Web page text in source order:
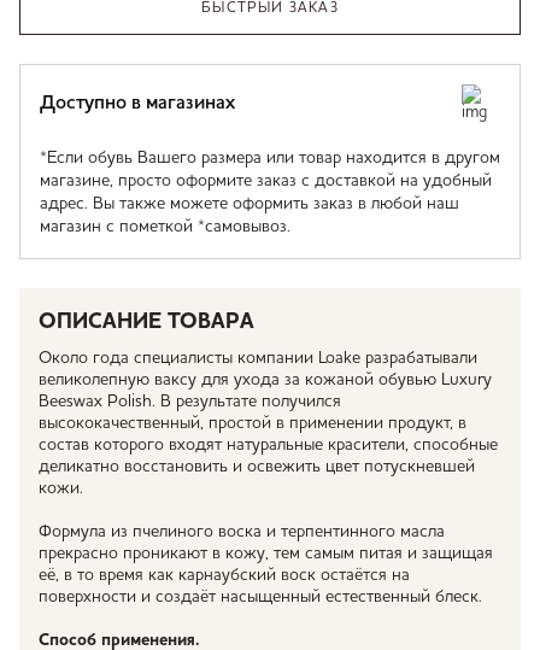
БЫСТРЫЙ ЗАКАЗ
Доступно в магазинах
*Если обувь Вашего размера или товар находится в другом
магазине, просто оформите заказ с доставкой на удобный
адрес. Вы также можете оформить заказ в любой наш
магазин с пометкой *самовывоз.
ОПИСАНИЕ ТОВАРА
Около года специалисты компании Loake разрабатывали
великолепную ваксу для ухода за кожаной обувью Luxury
Beeswax Polish. В результате получился
высококачественный, простой в применении продукт, в
состав которого входят натуральные красители, способные
деликатно восстановить и освежить цвет потускневшей
кожи.
Формула из пчелиного воска и терпентинного масла
прекрасно проникают в кожу, тем самым питая и защищая
её, в то время как карнаубский воск остаётся на
поверхности и создаёт насыщенный естественный блеск.
Способ применения.